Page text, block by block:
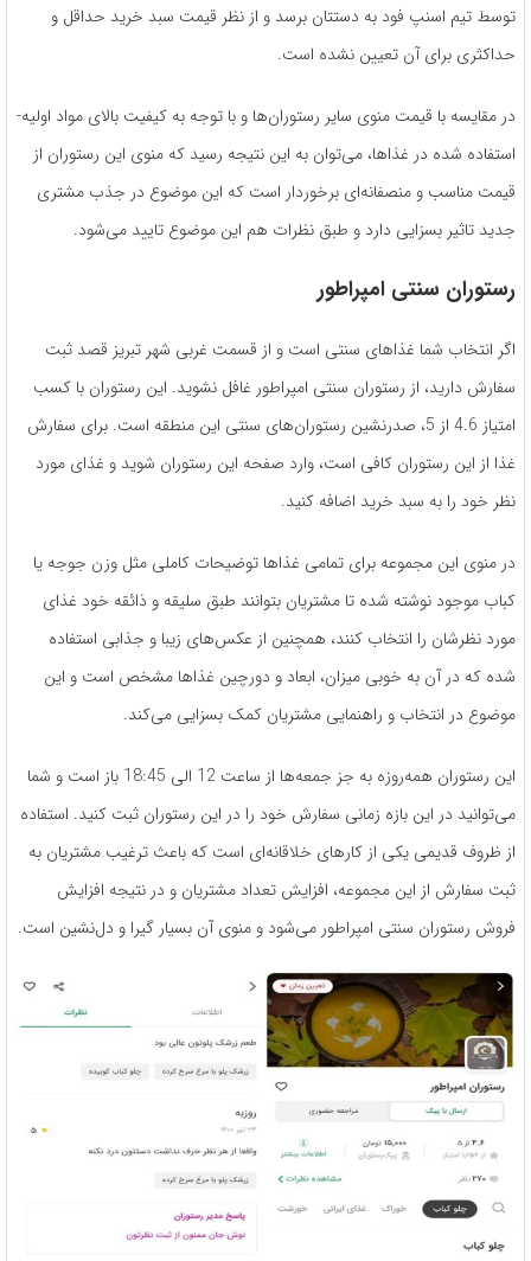
توسط تیم اسنپ فود به دستتان برسد و از نظر قیمت سبد خرید حداقل و
حداکثری برای آن تعیین نشده‌ است.
در مقایسه با قیمت منوی سایر رستوران­‌ها و با توجه به کیفیت بالای مواد اولیه­
استفاده­ شده در غذاها، می­‌توان به این نتیجه رسید که منوی این رستوران از
قیمت مناسب و منصفانه­‌ای برخوردار است که این موضوع در جذب مشتری
جدید تاثیر بسزایی دارد و طبق نظرات هم این موضوع تایید می‌شود.
رستوران سنتی امپراطور
اگر انتخاب شما غذاهای سنتی است و از قسمت غربی شهر تبریز قصد ثبت
سفارش دارید، از رستوران سنتی امپراطور غافل نشوید. این رستوران با کسب
امتیاز 4.6 از 5، صدرنشین رستوران‌­های سنتی این منطقه است. برای سفارش
غذا از این رستوران کافی ­است، وارد صفحه­ این رستوران شوید و غذای مورد
نظر خود را به سبد خرید اضافه کنید.
در منوی این مجموعه برای تمامی غذاها توضیحات کاملی مثل وزن جوجه یا
کباب موجود نوشته ‌شده تا مشتریان بتوانند طبق سلیقه و ذائقه­ خود غذای
مورد نظرشان را انتخاب کنند، همچنین از عکس‌های زیبا و جذابی استفاده
شده که در آن به خوبی میزان، ابعاد و دورچین غذاها مشخص است و این
موضوع در انتخاب و راهنمایی مشتریان کمک بسزایی می‌­کند.
این رستوران همه‌روزه به جز جمعه­‌ها از ساعت 12 الی 18:45 باز است و شما
می‌­توانید در این بازه­ زمانی سفارش خود را در این رستوران ثبت کنید. استفاده
از ظروف قدیمی یکی از کارهای خلاقانه‌­ای است که باعث ترغیب مشتریان به
ثبت سفارش از این مجموعه­، افزایش تعداد مشتریان و در نتیجه افزایش
فروش رستوران سنتی امپراطور می‌­شود و منوی آن بسیار گیرا و دل‌نشین است.